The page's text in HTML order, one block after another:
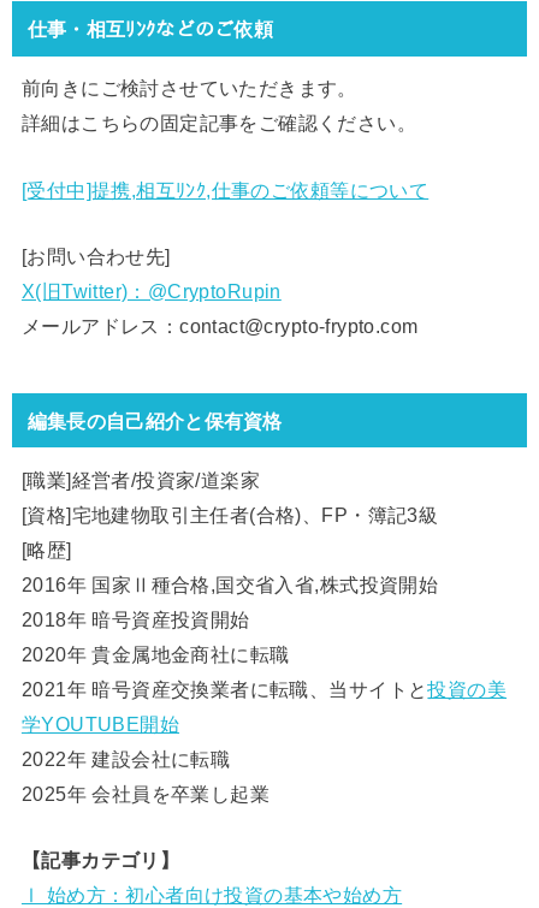
仕事・相互ﾘﾝｸなどのご依頼
前向きにご検討させていただきます。
詳細はこちらの固定記事をご確認ください。
[受付中]提携,相互ﾘﾝｸ,仕事のご依頼等について
[お問い合わせ先]
X(旧Twitter)：@CryptoRupin
メールアドレス：contact@crypto-frypto.com
編集長の自己紹介と保有資格
[職業]経営者/投資家/道楽家
[資格]宅地建物取引主任者(合格)、FP・簿記3級
[略歴]
2016年 国家Ⅱ種合格,国交省入省,株式投資開始
2018年 暗号資産投資開始
2020年 貴金属地金商社に転職
2021年 暗号資産交換業者に転職、当サイトと投資の美
学YOUTUBE開始
2022年 建設会社に転職
2025年 会社員を卒業し起業
【記事カテゴリ】
Ⅰ 始め方：初心者向け投資の基本や始め方